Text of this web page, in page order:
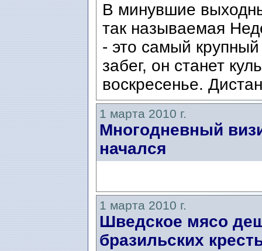
В минувшие
так называемая
- это самый
забег, он станет
воскресенье.
1 марта 2010 г.
Многодневный
начался
1 марта 2010 г.
Шведское мясо
бразильских